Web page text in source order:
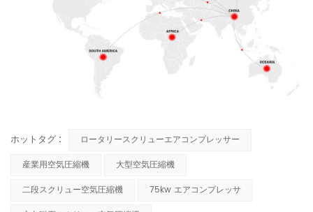
ホットタグ :
ロータリースクリューエアコンプレッサー
産業用空気圧縮機
大型空気圧縮機
二段スクリュー空気圧縮機
75kw エアコンプレッサ